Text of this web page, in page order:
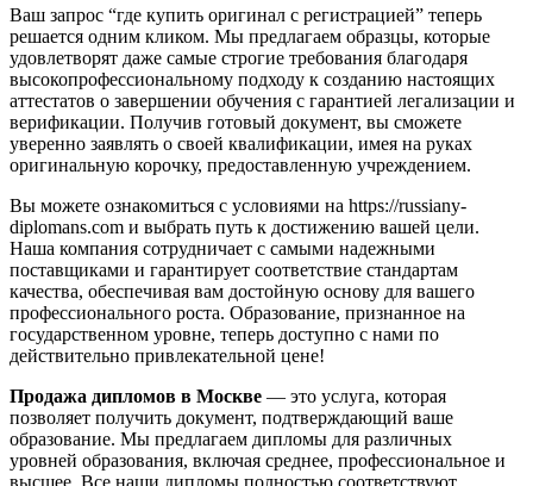
Ваш запрос “где купить оригинал с регистрацией” теперь
решается одним кликом. Мы предлагаем образцы, которые
удовлетворят даже самые строгие требования благодаря
высокопрофессиональному подходу к созданию настоящих
аттестатов о завершении обучения с гарантией легализации и
верификации. Получив готовый документ, вы сможете
уверенно заявлять о своей квалификации, имея на руках
оригинальную корочку, предоставленную учреждением.
Вы можете ознакомиться с условиями на https://russiany-
diplomans.com и выбрать путь к достижению вашей цели.
Наша компания сотрудничает с самыми надежными
поставщиками и гарантирует соответствие стандартам
качества, обеспечивая вам достойную основу для вашего
профессионального роста. Образование, признанное на
государственном уровне, теперь доступно с нами по
действительно привлекательной цене!
Продажа дипломов в Москве — это услуга, которая
позволяет получить документ, подтверждающий ваше
образование. Мы предлагаем дипломы для различных
уровней образования, включая среднее, профессиональное и
высшее. Все наши дипломы полностью соответствуют